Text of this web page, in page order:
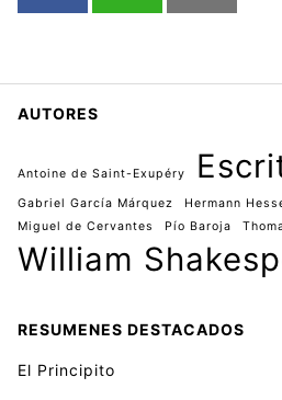
AUTORES
Antoine de Saint-Exupéry
Gabriel García Márquez Hermann
Miguel de Cervantes
Pío Baroja
William
RESUMENES DESTACADOS
El Principito